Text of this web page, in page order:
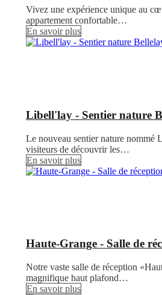
Vivez une expérience unique au
appartement confortable…
En savoir plus
Libell'lay - Sentier nature
Le nouveau sentier nature nommé
visiteurs de découvrir les…
En savoir plus
Haute-Grange - Salle de
Notre vaste salle de réception
magnifique haut plafond…
En savoir plus